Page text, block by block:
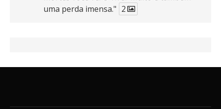
uma perda imensa." 2
16 389 X